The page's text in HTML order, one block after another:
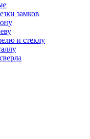
замков
и стеклу